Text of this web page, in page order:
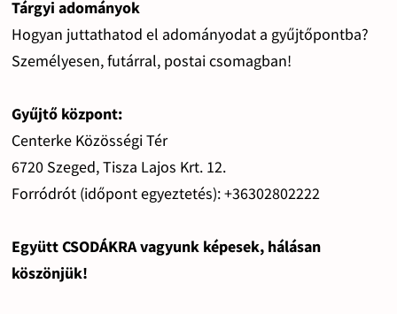
Tárgyi adományok
Hogyan juttathatod el adományodat a gyűjtőpontba?
Személyesen, futárral, postai csomagban!
Gyűjtő központ:
Centerke Közösségi Tér
6720 Szeged, Tisza Lajos Krt. 12.
Forródrót (időpont egyeztetés): +36302802222
Együtt CSODÁKRA vagyunk képesek, hálásan
köszönjük!